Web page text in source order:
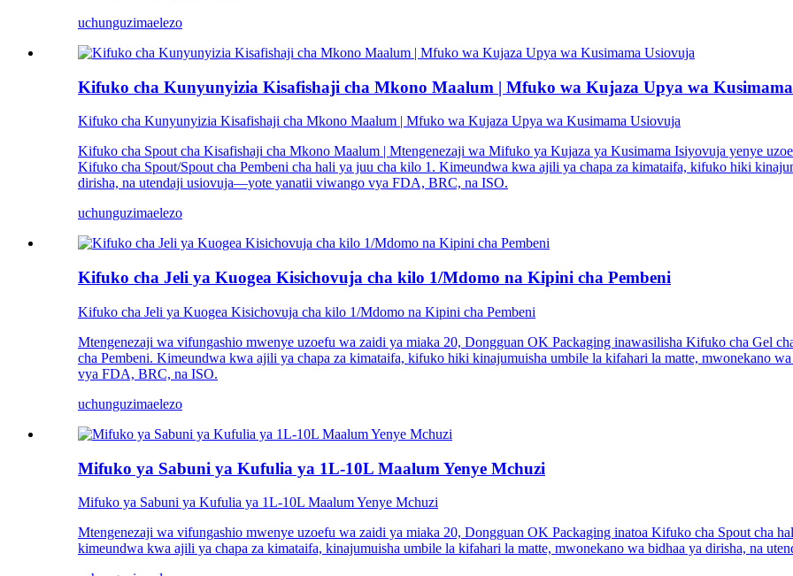
uchunguzimaelezo
Kifuko cha Kunyunyizia Kisafishaji cha Mkono Maalum | Mfuko wa Kujaza Upya wa
Kifuko cha Kunyunyizia Kisafishaji cha Mkono Maalum | Mfuko wa Kujaza Upya wa Kusimama Usiovuja
Kifuko cha Spout cha Kisafishaji cha Mkono Maalum | Mtengenezaji wa Mifuko ya Kujaza ya Kusimama Isiyovuja yenye
Kifuko cha Spout/Spout cha Pembeni cha hali ya juu cha kilo 1. Kimeundwa kwa ajili ya chapa za kimataifa, kifuko hiki
dirisha, na utendaji usiovuja—yote yanatii viwango vya FDA, BRC, na ISO.
uchunguzimaelezo
Kifuko cha Jeli ya Kuogea Kisichovuja cha kilo 1/Mdomo na Kipini cha Pembeni
Kifuko cha Jeli ya Kuogea Kisichovuja cha kilo 1/Mdomo na Kipini cha Pembeni
Mtengenezaji wa vifungashio mwenye uzoefu wa zaidi ya miaka 20, Dongguan OK Packaging inawasilisha Kifuko cha Gel
cha Pembeni. Kimeundwa kwa ajili ya chapa za kimataifa, kifuko hiki kinajumuisha umbile la kifahari la matte, mwonekano
vya FDA, BRC, na ISO.
uchunguzimaelezo
Mifuko ya Sabuni ya Kufulia ya 1L-10L Maalum Yenye Mchuzi
Mifuko ya Sabuni ya Kufulia ya 1L-10L Maalum Yenye Mchuzi
Mtengenezaji wa vifungashio mwenye uzoefu wa zaidi ya miaka 20, Dongguan OK Packaging inatoa Kifuko cha Spout cha
kimeundwa kwa ajili ya chapa za kimataifa, kinajumuisha umbile la kifahari la matte, mwonekano wa bidhaa ya dirisha, na